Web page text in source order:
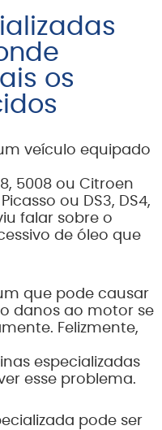
os
veículo equipado
5008 ou Citroen
ou DS3, DS4,
falar sobre o
de óleo que
que pode causar
danos ao motor se
Felizmente,
especializadas
esse problema.
pode ser